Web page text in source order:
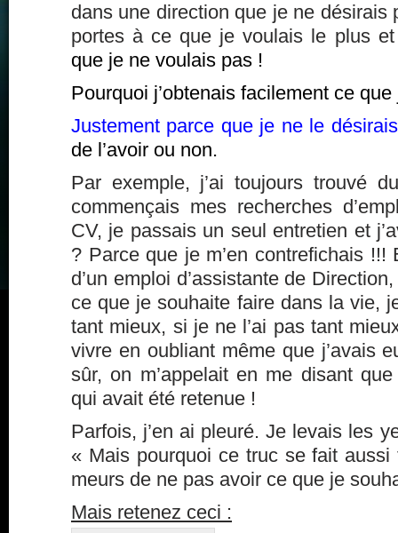
dans une direction que je ne désirais
portes à ce que je voulais le plus
que je ne voulais pas !
Pourquoi j’obtenais facilement ce
Justement parce que je ne le
de l’avoir ou non.
Par exemple, j’ai toujours trouvé
commençais mes recherches
CV, je passais un seul entretien et
? Parce que je m’en contrefichais !!!
d’un emploi d’assistante de
ce que je souhaite faire dans la vie,
tant mieux, si je ne l’ai pas tant
vivre en oubliant même que j’avais
sûr, on m’appelait en me disant
qui avait été retenue !
Parfois, j’en ai pleuré. Je levais les
« Mais pourquoi ce truc se fait
meurs de ne pas avoir ce que je
Mais retenez ceci :